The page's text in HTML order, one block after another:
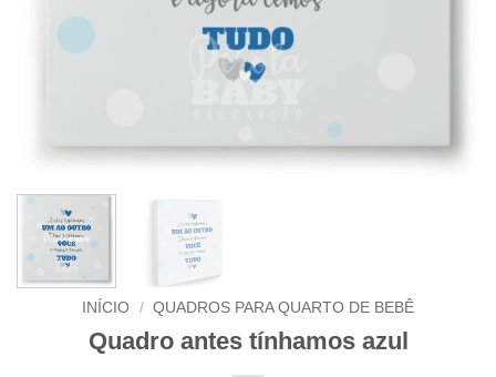
INÍCIO / QUADROS PARA QUARTO DE BEBÊ
Quadro antes tínhamos azul